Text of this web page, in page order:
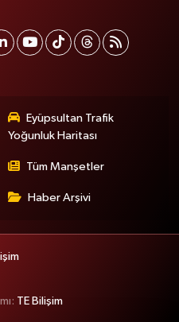
Eyüpsultan Trafik
Yoğunluk Haritası
Tüm Manşetler
Haber Arşivi
TE Bilişim